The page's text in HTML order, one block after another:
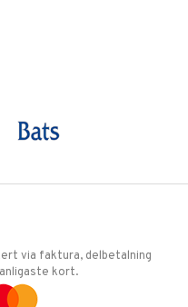
via faktura, delbetalning
kort.